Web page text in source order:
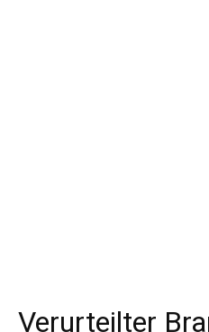
Verurteilter